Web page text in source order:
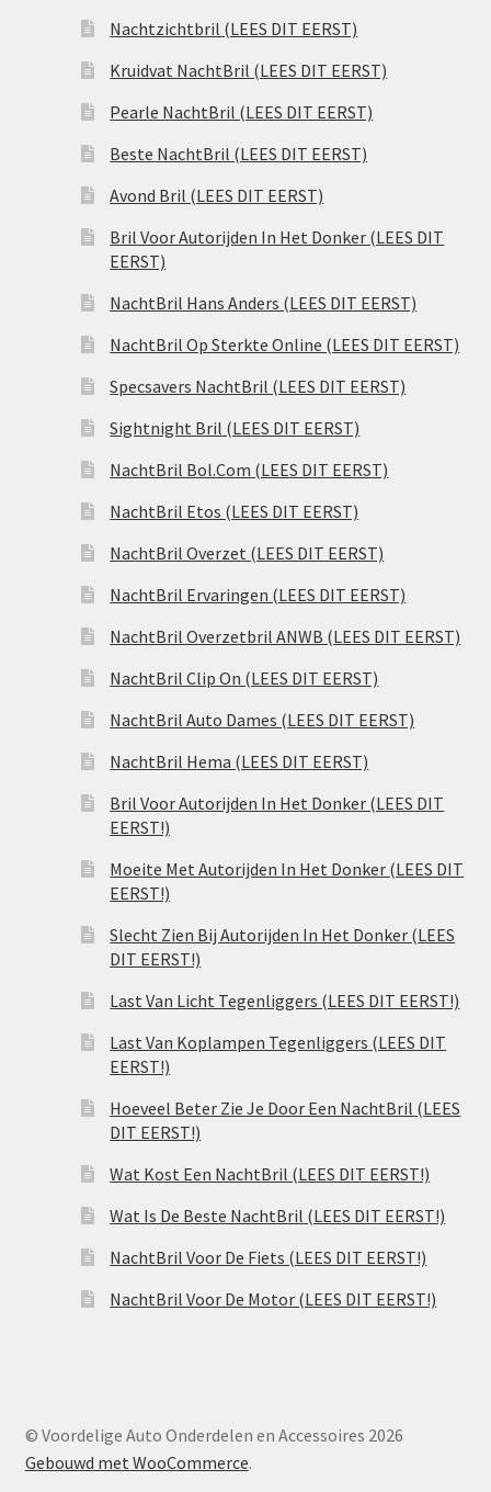
Nachtzichtbril (LEES DIT EERST)
Kruidvat NachtBril (LEES DIT EERST)
Pearle NachtBril (LEES DIT EERST)
Beste NachtBril (LEES DIT EERST)
Avond Bril (LEES DIT EERST)
Bril Voor Autorijden In Het Donker (LEES DIT
EERST)
NachtBril Hans Anders (LEES DIT EERST)
NachtBril Op Sterkte Online (LEES DIT EERST)
Specsavers NachtBril (LEES DIT EERST)
Sightnight Bril (LEES DIT EERST)
NachtBril Bol.Com (LEES DIT EERST)
NachtBril Etos (LEES DIT EERST)
NachtBril Overzet (LEES DIT EERST)
NachtBril Ervaringen (LEES DIT EERST)
NachtBril Overzetbril ANWB (LEES DIT EERST)
NachtBril Clip On (LEES DIT EERST)
NachtBril Auto Dames (LEES DIT EERST)
NachtBril Hema (LEES DIT EERST)
Bril Voor Autorijden In Het Donker (LEES DIT
EERST!)
Moeite Met Autorijden In Het Donker (LEES DIT
EERST!)
Slecht Zien Bij Autorijden In Het Donker (LEES
DIT EERST!)
Last Van Licht Tegenliggers (LEES DIT EERST!)
Last Van Koplampen Tegenliggers (LEES DIT
EERST!)
Hoeveel Beter Zie Je Door Een NachtBril (LEES
DIT EERST!)
Wat Kost Een NachtBril (LEES DIT EERST!)
Wat Is De Beste NachtBril (LEES DIT EERST!)
NachtBril Voor De Fiets (LEES DIT EERST!)
NachtBril Voor De Motor (LEES DIT EERST!)
© Voordelige Auto Onderdelen en Accessoires 2026
Gebouwd met WooCommerce.